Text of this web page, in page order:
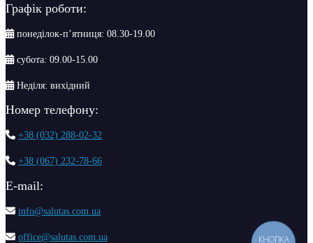
Графік роботи:
понеділок-п’ятниця: 08.30-19.00
субота: 09.00-15.00
Неділя: вихідний
Номер телефону:
+38 (032) 288-02-32
+38 (067) 232-78-66
Е-mail:
info@salutas.com.ua
office@salutas.com.ua КНОПКА